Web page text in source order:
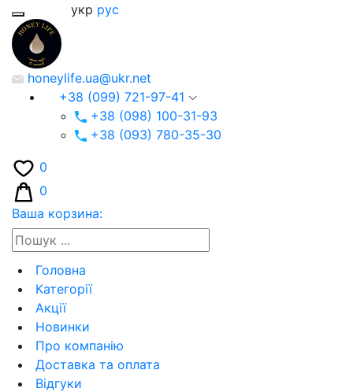
укр рус
honeylife.ua@ukr.net
+38 (099) 721-97-41
+38 (098) 100-31-93
+38 (093) 780-35-30
0
0
Ваша корзина:
Головна
Категорії
Акції
Новинки
Про компанію
Доставка та оплата
Відгуки